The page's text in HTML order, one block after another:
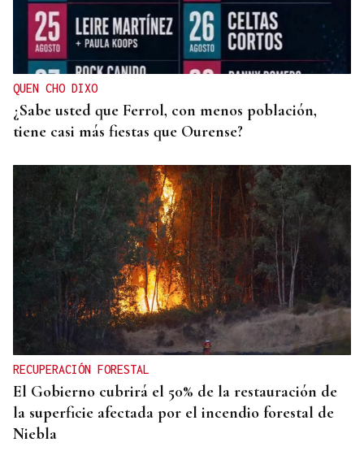
OBITUARIO
Muere a los 50 años el DJ francés Kavinsky, autor
del icónico tema "Nightcall"
QUEN CHO DIXO
¿Sabe usted que Ferrol, con menos población,
tiene casi más fiestas que Ourense?
RECUPERACIÓN FORESTAL
El Gobierno cubrirá el 50% de la restauración de
la superficie afectada por el incendio forestal de
Niebla